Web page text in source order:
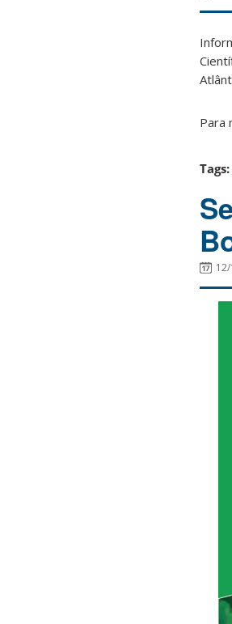
Para
Tags: